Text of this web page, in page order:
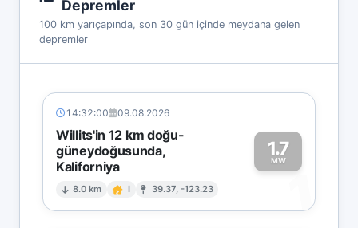
Depremler
100 km yarıçapında, son 30 gün içinde meydana gelen
depremler
14:32:00 09.08.2026
Willits'in 12 km doğu-
güneydoğusunda,
Kaliforniya
8.0 km I 39.37, -123.23
1.7
MW
1